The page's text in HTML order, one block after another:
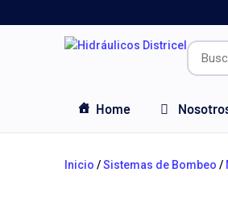
Home
Inicio /Sistemas de Bombeo /